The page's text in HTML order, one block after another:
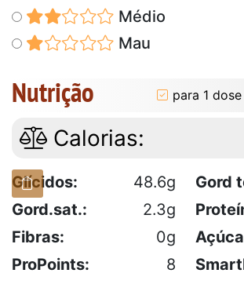
Médio
Mau
Nutrição para 1 dose
Calorias:
Glícidos: 48.6g Gord
Gord.sat.:
2.3g
Fibras:
0g
ProPoints:
8